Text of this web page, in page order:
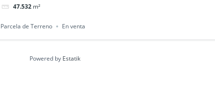
47.532 m²
Parcela de Terreno En venta
Powered by Estatik